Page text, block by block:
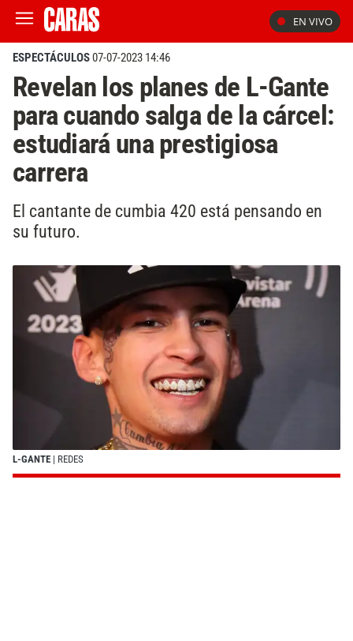
EN VIVO
ESPECTÁCULOS07-07-2023 14:46
Revelan los planes de L-Gante
para cuando salga de la cárcel:
estudiará una prestigiosa
carrera
El cantante de cumbia 420 está pensando en
su futuro.
L-GANTE | REDES